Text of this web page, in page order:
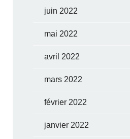
juin 2022
mai 2022
avril 2022
mars 2022
février 2022
janvier 2022